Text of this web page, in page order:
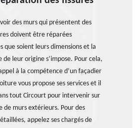
des murs qui présentent des
doivent être réparées
que soient leurs dimensions et la
leur origine s’impose. Pour cela,
à la compétence d’un façadier
vous propose ses services et il
tout Circourt pour intervenir sur
de murs extérieurs. Pour des
appelez ses chargés de